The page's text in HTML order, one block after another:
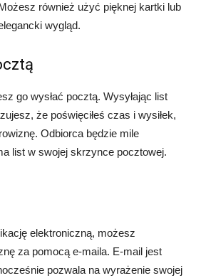
również użyć pięknej kartki lub
wygląd.
go wysłać pocztą. Wysyłając list
że poświęciłeś czas i wysiłek,
Odbiorca będzie mile
list w swojej skrzynce pocztowej.
elektroniczną, możesz
za pomocą e-maila. E-mail jest
pozwala na wyrażenie swojej